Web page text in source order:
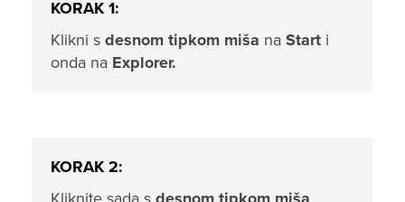
KORAK 1:
Klikni s desnom tipkom miša na Start i
onda na Explorer.
KORAK 2: